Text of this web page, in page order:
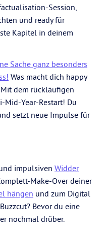
Session,
und ready für
Kapitel in deinem
Sache ganz besonders
Was macht dich happy
dem rückläufigen
Mid-Year-Restart! Du
setzt neue Impulse für
impulsiven Widder
Make-Over deiner
hängen und zum Digital
Bevor du eine
nochmal drüber.